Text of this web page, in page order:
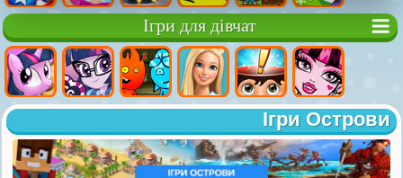
Ігри для дівчат
Ігри Острови